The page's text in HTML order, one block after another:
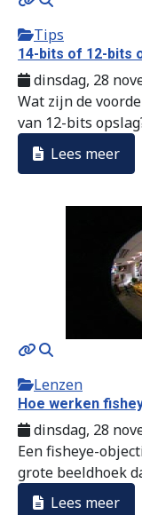
Tips
14-bits of 12-bits
dinsdag, 28
Wat zijn de
van 12-bits
Lees meer
Lenzen
Hoe werken
dinsdag, 28
Een fisheye-
grote beeldhoek
Lees meer